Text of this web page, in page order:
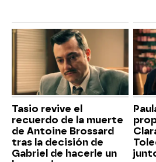
Tasio revive el
recuerdo de la muerte
de Antoine Brossard
tras la decisión de
Gabriel de hacerle un